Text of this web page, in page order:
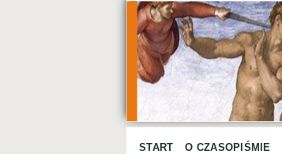
START O CZASOPIŚMIE